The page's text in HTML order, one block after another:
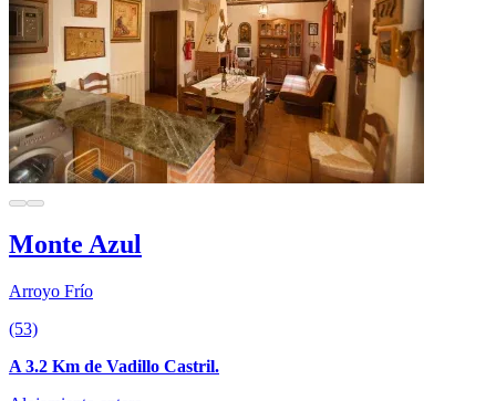
Monte Azul
Arroyo Frío
(53)
A 3.2 Km de Vadillo Castril.